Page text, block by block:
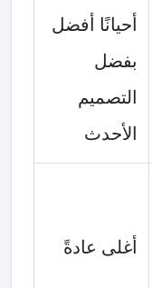
أحيانًا أفضل
بفضل
التصميم
الأحدث
أغلى عادةً